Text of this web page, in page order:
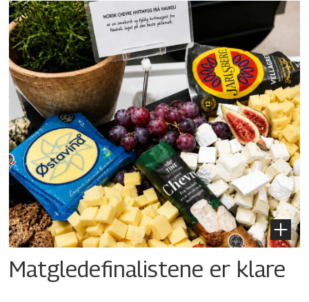
Matgledefinalistene er klare